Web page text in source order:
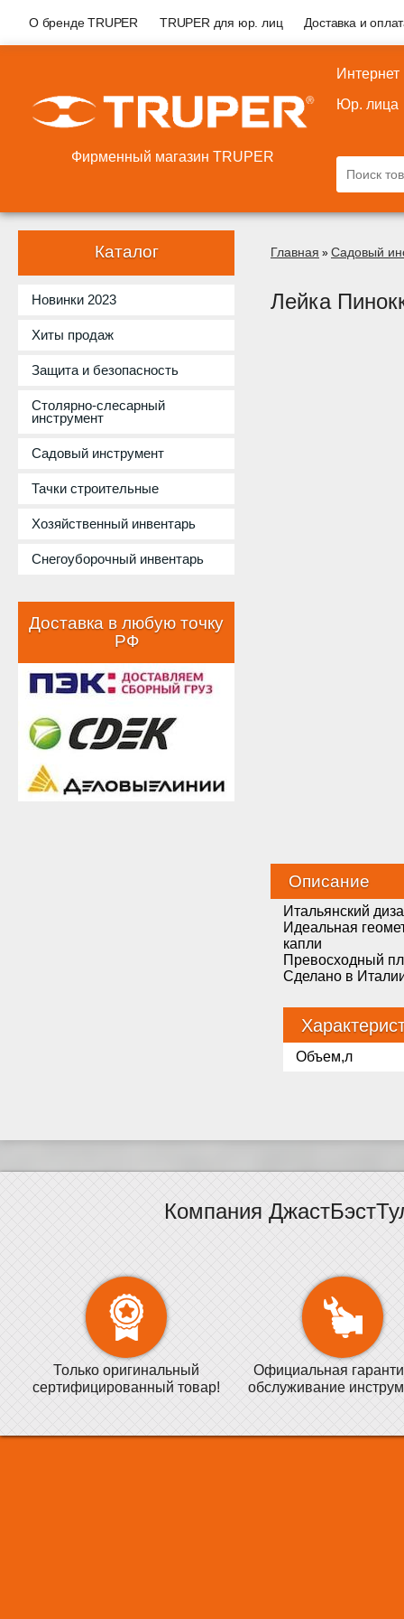
О бренде TRUPER TRUPER для юр. лиц Доставка и
Фирменный магазин TRUPER
Интернет
Юр. лица
Каталог
Новинки 2023
Хиты продаж
Защита и безопасность
Столярно-слесарный
инструмент
Садовый инструмент
Тачки строительные
Хозяйственный инвентарь
Снегоуборочный инвентарь
Доставка в любую точку
РФ
Главная » Садовый
Лейка
Описание
Итальянский
Идеальная
капли
Превосходный
Сделано в
Объем,л
Компания
Только оригинальный
сертифицированный товар!
Официальная
обслуживание